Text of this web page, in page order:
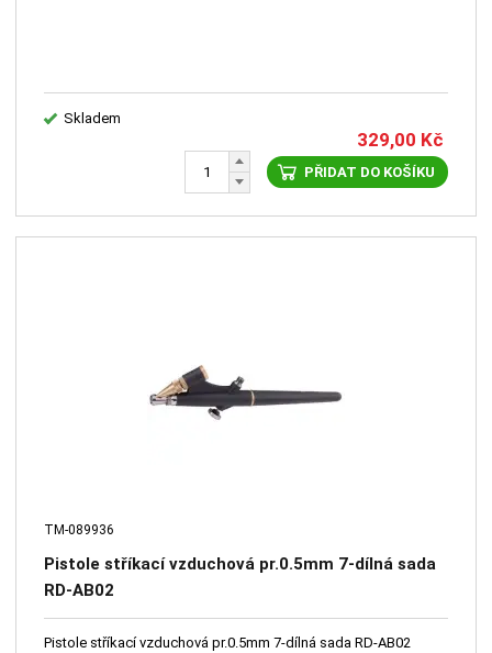
Skladem
329,00 Kč
PŘIDAT DO KOŠÍKU
TM-089936
Pistole stříkací vzduchová pr.0.5mm 7-dílná sada
RD-AB02
Pistole stříkací vzduchová pr.0.5mm 7-dílná sada RD-AB02